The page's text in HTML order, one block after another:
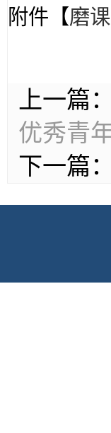
附件【磨
上一篇：
优秀青
下一篇：